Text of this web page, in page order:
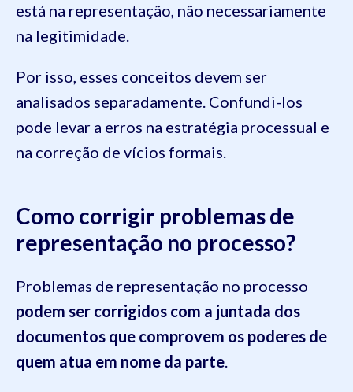
está na representação, não necessariamente
na legitimidade.
Por isso, esses conceitos devem ser
analisados separadamente. Confundi-los
pode levar a erros na estratégia processual e
na correção de vícios formais.
Como corrigir problemas de
representação no processo?
Problemas de representação no processo
podem ser corrigidos com a juntada dos
documentos que comprovem os poderes de
quem atua em nome da parte.